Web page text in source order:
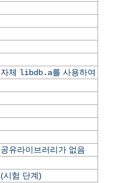
자체 libdb.a를 사용하여
공유라이브러리가 없음
(시험 단계)